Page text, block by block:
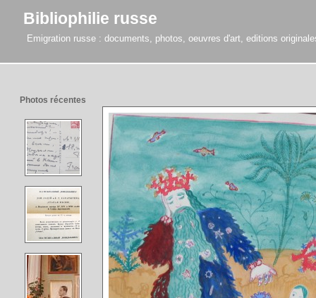
Bibliophilie russe
Emigration russe : documents, photos, oeuvres d'art, editions
Photos récentes